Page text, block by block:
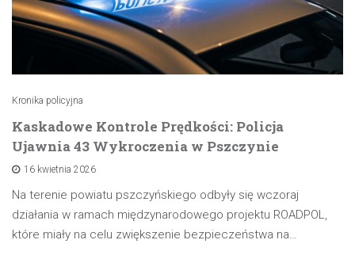
Kronika policyjna
Kaskadowe Kontrole Prędkości: Policja
Ujawnia 43 Wykroczenia w Pszczynie
16 kwietnia 2026
Na terenie powiatu pszczyńskiego odbyły się wczoraj
działania w ramach międzynarodowego projektu ROADPOL,
które miały na celu zwiększenie bezpieczeństwa na…